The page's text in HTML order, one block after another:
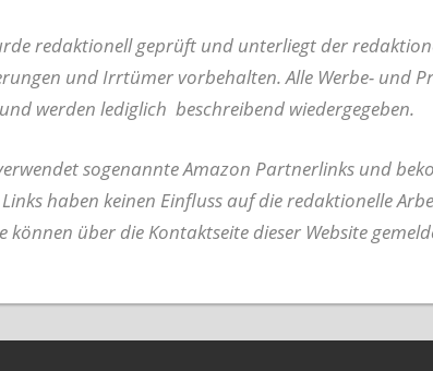
redaktionell geprüft und unterliegt der
und Irrtümer vorbehalten. Alle Werbe- und
werden lediglich beschreibend wiedergegeben.
verwendet sogenannte Amazon Partnerlinks und
haben keinen Einfluss auf die redaktionelle
können über die Kontaktseite dieser Website